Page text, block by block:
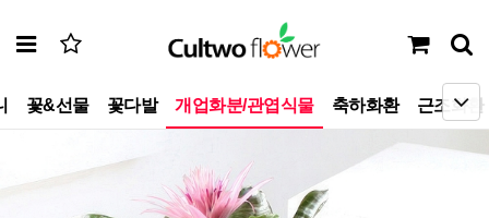
꽃&선물 꽃다발 개업화분/관엽식물 축하화환 근조화환